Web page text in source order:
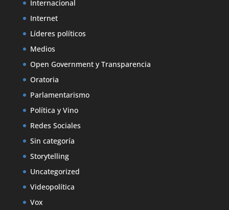
Internacional
Internet
Líderes políticos
Medios
Open Government y Transparencia
Oratoria
Parlamentarismo
Política y Vino
Redes Sociales
Sin categoría
Storytelling
Uncategorized
Videopolítica
Vox